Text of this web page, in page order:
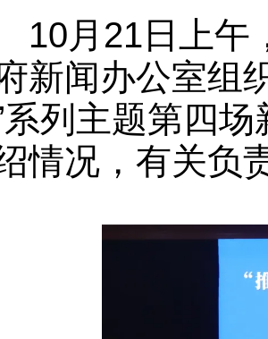
10月21日上午
新闻办公室组
系列主题第四
情况，有关负